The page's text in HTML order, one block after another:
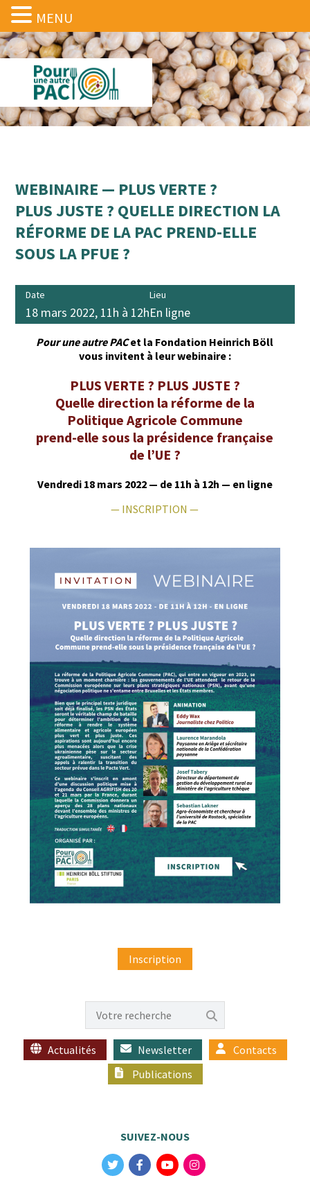
WEBINAIRE — PLUS VERTE ?
PLUS JUSTE ? QUELLE DIRECTION LA
RÉFORME DE LA PAC PREND-ELLE
SOUS LA PFUE ?
Date
18 mars 2022, 11h à 12h
Lieu
En ligne
Pour une autre PACet la Fon­da­tion Hein­rich Böll
vous invi­tent à leur webinaire :
PLUS VERTE ? PLUS JUSTE ?
Quelle direction la réforme de la
Politique Agricole Commune
prend-elle sous la présidence française
de l’UE ?
Ven­dre­di 18 mars 2022 — de 11h à 12h — en ligne
— INSCRIPTION —
Inscription
Actualités Newsletter
Contacts
Publications
SUIVEZ-NOUS
MENU